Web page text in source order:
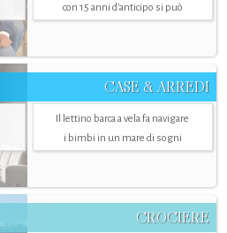
con 15 anni d'anticipo si può
CASE & ARREDI
Il lettino barca a vela fa navigare
i bimbi in un mare di sogni
CROCIERE